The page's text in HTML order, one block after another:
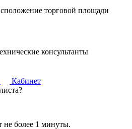
торговой площади
консультанты
Кабинет
не более 1 минуты.